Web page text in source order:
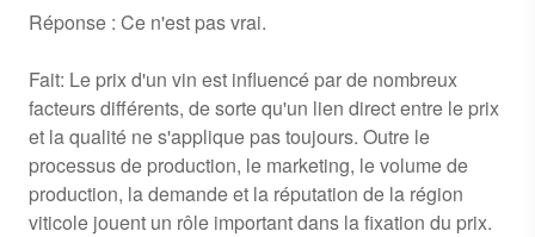
Réponse : Ce n'est pas vrai.
Fait: Le prix d'un vin est influencé par de nombreux
facteurs différents, de sorte qu'un lien direct entre le prix
et la qualité ne s'applique pas toujours. Outre le
processus de production, le marketing, le volume de
production, la demande et la réputation de la région
viticole jouent un rôle important dans la fixation du prix.